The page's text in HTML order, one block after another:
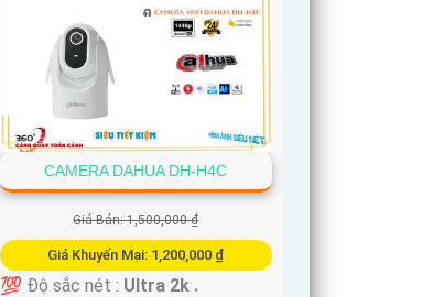
CAMERA DAHUA DH-H4C
Giá Bán: 1,500,000 ₫
Giá Khuyến Mại: 1,200,000 ₫
💯 Độ sắc nét : Ultra 2k .